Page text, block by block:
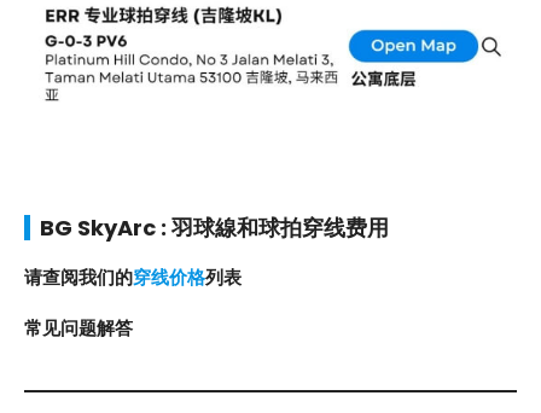
BG SkyArc : 羽球線和球拍穿线费用
请查阅我们的穿线价格列表
常见问题解答